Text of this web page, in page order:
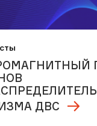
ДВС